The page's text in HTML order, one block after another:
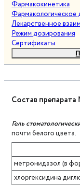
Фармакокинетика
Фармакологическое
Лекарственное
Режим дозирования
Сертификаты
Состав
Гель
почти белого цвета.
метронидазол (в
хлоргексидина